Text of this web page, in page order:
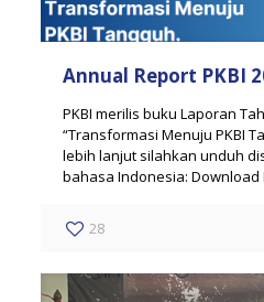
Annual Report PKBI
PKBI merilis buku Laporan
“Transformasi Menuju PKBI
lebih lanjut silahkan unduh
bahasa Indonesia: Download
28